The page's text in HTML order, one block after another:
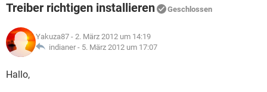
WHATSAPP TIKTOK
FACEBOOK
WHATSAPP TIKTOK
FACEBOOK
SPIELE STREAMING
ANDROID
WINDOWS 10 INSTAGRAM
WHATSAPP
SPIELE STREAMING
ANDROID
WINDOWS 10
LEXIKON
SPIELE
Treiber richtigen installieren Geschlossen
Yakuza87 - 2. März 2012 um 14:19
indianer - 5. März 2012 um 17:07
Hallo,